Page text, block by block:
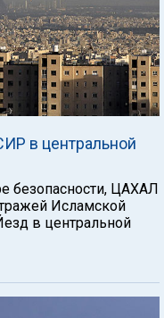
в центральной
безопасности, ЦАХАЛ
Исламской
в центральной